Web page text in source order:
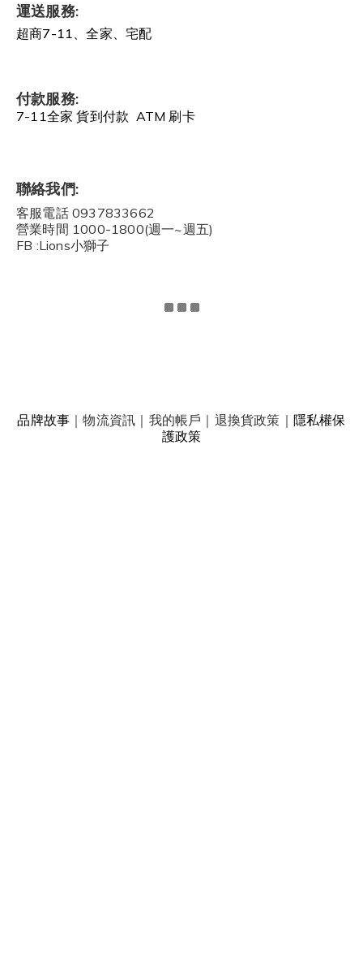
運送服務:
超商7-11、全家、宅配
付款服務:
7-11全家 貨到付款 ATM 刷卡
聯絡我們:
客服電話 0937833662
營業時間 1000-1800(週一~週五)
FB :Lions小獅子
品牌故事 ｜物流資訊 ｜ 我的帳戶 ｜ 退換貨政策 ｜ 隱私權保
護政策